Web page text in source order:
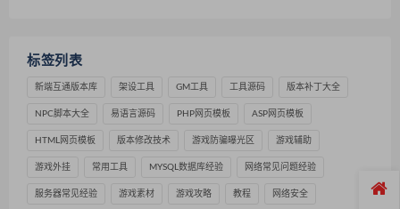
标签列表
新端互通版本库 架设工具 GM工具 工具源码 版本补丁大全
NPC脚本大全 易语言源码 PHP网页模板 ASP网页模板
HTML网页模板 版本修改技术 游戏防骗曝光区 游戏辅助
游戏外挂 常用工具 MYSQL数据库经验 网络常见问题经验
服务器常见经验 游戏素材 游戏攻略 教程 网络安全